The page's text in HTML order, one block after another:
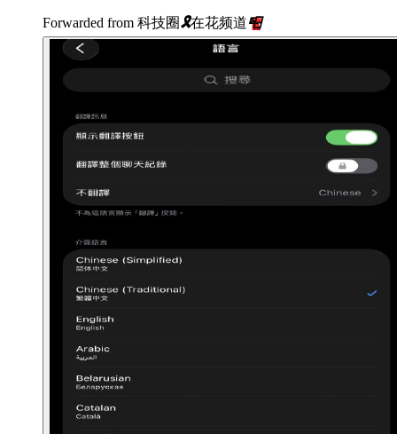
Forwarded from 科技圈🎗在花频道📮